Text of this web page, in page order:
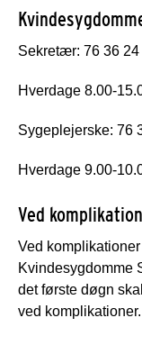
Sekretær: 76 36 24
Hverdage 8.00-
Sygeplejerske: 76
Hverdage 9.00-
Ved
Ved
Kvindesygdomme
det første døgn
ved komplikationer.